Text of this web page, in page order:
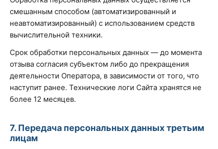
смешанным способом (автоматизированный и
неавтоматизированный) с использованием средств
вычислительной техники.
Срок обработки персональных данных — до момента
отзыва согласия субъектом либо до прекращения
деятельности Оператора, в зависимости от того, что
наступит ранее. Технические логи Сайта хранятся не
более 12 месяцев.
7. Передача персональных данных третьим
лицам